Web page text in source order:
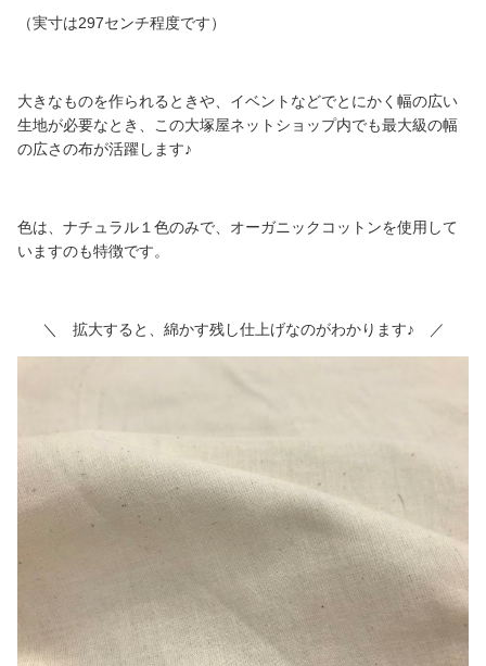
（実寸は297センチ程度です）
大きなものを作られるときや、イベントなどでとにかく幅の広い
生地が必要なとき、この大塚屋ネットショップ内でも最大級の幅
の広さの布が活躍します♪
色は、ナチュラル１色のみで、オーガニックコットンを使用して
いますのも特徴です。
＼ 拡大すると、綿かす残し仕上げなのがわかります♪ ／